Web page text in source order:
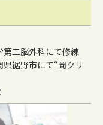
第二脳外科にて修練
裾野市にて“岡クリ